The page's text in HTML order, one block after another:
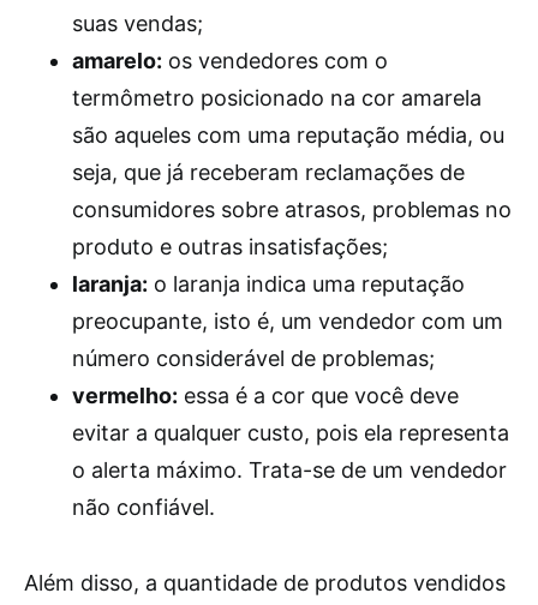
suas vendas;
amarelo: os vendedores com o
termômetro posicionado na cor amarela
são aqueles com uma reputação média, ou
seja, que já receberam reclamações de
consumidores sobre atrasos, problemas no
produto e outras insatisfações;
laranja: o laranja indica uma reputação
preocupante, isto é, um vendedor com um
número considerável de problemas;
vermelho: essa é a cor que você deve
evitar a qualquer custo, pois ela representa
o alerta máximo. Trata-se de um vendedor
não confiável.
Além disso, a quantidade de produtos vendidos